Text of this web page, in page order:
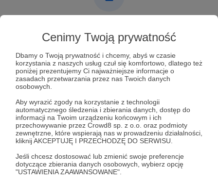
Cenimy Twoją prywatność
Dbamy o Twoją prywatność i chcemy, abyś w czasie
korzystania z naszych usług czuł się komfortowo, dlatego też
poniżej prezentujemy Ci najważniejsze informacje o
zasadach przetwarzania przez nas Twoich danych
osobowych.
Aby wyrazić zgody na korzystanie z technologii
automatycznego śledzenia i zbierania danych, dostęp do
informacji na Twoim urządzeniu końcowym i ich
przechowywanie przez Crowd8 sp. z o.o. oraz podmioty
zewnętrzne, które wspierają nas w prowadzeniu działalności,
kliknij AKCEPTUJĘ I PRZECHODZĘ DO SERWISU.
Jeśli chcesz dostosować lub zmienić swoje preferencje
dotyczące zbierania danych osobowych, wybierz opcję
"USTAWIENIA ZAAWANSOWANE".
Aby zobaczyć ten materiał musisz być zalogowany
Zostań Patronem
Udostępnij